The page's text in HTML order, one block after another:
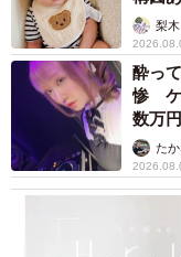
梨
酔っ
惨 ケ
数万
た